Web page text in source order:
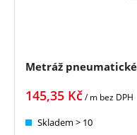
Metráž
145,35 Kč/ m bez DPH
Skladem > 10